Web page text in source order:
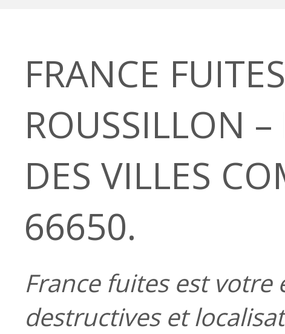
FRANCE
ROUSSILLON
DES VILLES
66650.
France fuites est votre
destructives et